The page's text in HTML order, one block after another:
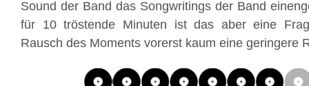
Sound der Band das Songwritings der Band
für 10 tröstende Minuten ist das aber eine
Rausch des Moments vorerst kaum eine geringere